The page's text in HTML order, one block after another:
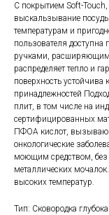
С покрытием Soft-
выскальзывание
температурам и
пользователя
ручками,
распределяет тепло и
поверхность
принадлежностей
плит, в том числе на
сертифицированных
ПФОА кислот,
онкологические
моющим средством,
металлических
высоких температур.
Тип: Сковородка